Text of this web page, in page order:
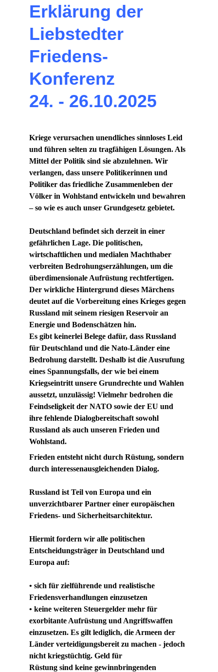
Kriege verursachen unendliches sinnloses Leid
und führen selten zu tragfähigen Lösungen. Als
Mittel der Politik sind sie abzulehnen. Wir
verlangen, dass unsere Politikerinnen und
Politiker das friedliche Zusammenleben der
Völker in Wohlstand entwickeln und bewahren
– so wie es auch unser Grundgesetz gebietet.
Deutschland befindet sich derzeit in einer
gefährlichen Lage. Die politischen,
wirtschaftlichen und medialen Machthaber
verbreiten Bedrohungserzählungen, um die
überdimensionale Aufrüstung rechtfertigen.
Der wirkliche Hintergrund dieses Märchens
deutet auf die Vorbereitung eines Krieges gegen
Russland mit seinem riesigen Reservoir an
Energie und Bodenschätzen hin.
Es gibt keinerlei Belege dafür, dass Russland
für Deutschland und die Nato-Länder eine
Bedrohung darstellt. Deshalb ist die Ausrufung
eines Spannungsfalls, der wie bei einem
Kriegseintritt unsere Grundrechte und Wahlen
aussetzt, unzulässig! Vielmehr bedrohen die
Feindseligkeit der NATO sowie der EU und
ihre fehlende Dialogbereitschaft sowohl
Russland als auch unseren Frieden und
Wohlstand.
Frieden entsteht nicht durch Rüstung, sondern
durch interessenausgleichenden Dialog.
Russland ist Teil von Europa und ein
unverzichtbarer Partner einer europäischen
Friedens- und Sicherheitsarchitektur.
Hiermit fordern wir alle politischen
Entscheidungsträger in Deutschland und
Europa auf:
• sich für zielführende und realistische
Friedensverhandlungen einzusetzen
• keine weiteren Steuergelder mehr für
exorbitante Aufrüstung und Angriffswaffen
einzusetzen. Es gilt lediglich, die Armeen der
Länder verteidigungsbereit zu machen - jedoch
nicht kriegstüchtig. Geld für
Rüstung sind keine gewinnbringenden
Erklärung der
Liebstedter
Friedens-
Konferenz
24. - 26.10.2025